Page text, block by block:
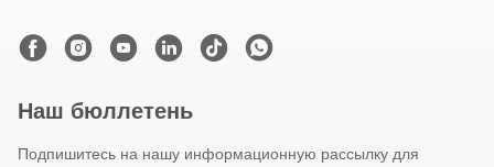
Наш бюллетень
Подпишитесь на нашу информационную рассылку для